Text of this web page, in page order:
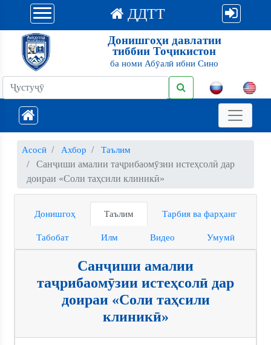
ДДТТ
Донишгоҳи давлатии
тиббии Тоҷикистон
ба номи Абӯалӣ ибни Сино
Асосӣ Ахбор Таълим
Санҷиши амалии таҷрибаомӯзии истеҳсолӣ дар
доираи «Соли таҳсили клиникӣ»
Донишгоҳ Таълим Тарбия ва фарҳанг
Табобат Илм Видео Умумӣ
Санҷиши амалии
таҷрибаомӯзии истеҳсолӣ дар
доираи «Соли таҳсили
клиникӣ»